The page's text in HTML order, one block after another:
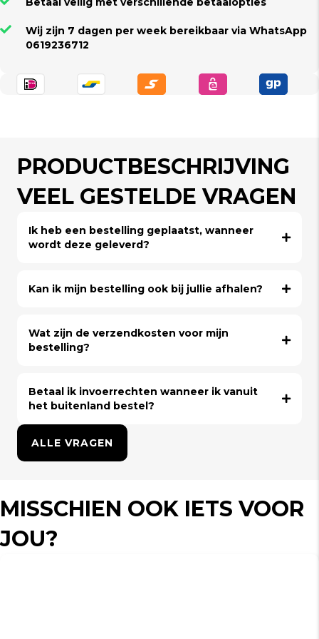
Wij zijn 7 dagen per week bereikbaar via WhatsApp
0619236712
PRODUCTBESCHRIJVING
VEEL GESTELDE VRAGEN
Ik heb een bestelling geplaatst, wanneer
wordt deze geleverd?
Kan ik mijn bestelling ook bij jullie afhalen?
Wat zijn de verzendkosten voor mijn
bestelling?
Betaal ik invoerrechten wanneer ik vanuit
het buitenland bestel?
ALLE VRAGEN
MISSCHIEN OOK IETS VOOR
JOU?